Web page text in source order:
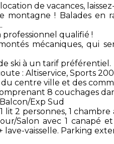
de vacances,
montagne ! Balades en
qualifié !
mécaniques, qui
ski à un tarif préférentiel.
: Altiservice, Sports
centre ville et des
8 couchages
Exp Sud
2 personnes, 1 chambre
Salon avec 1 canapé
vaisselle. Parking